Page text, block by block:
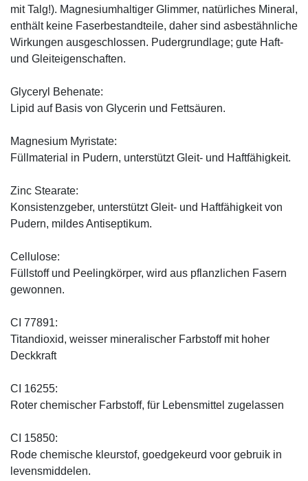
mit Talg!). Magnesiumhaltiger Glimmer, natürliches Mineral,
enthält keine Faserbestandteile, daher sind asbestähnliche
Wirkungen ausgeschlossen. Pudergrundlage; gute Haft-
und Gleiteigenschaften.
Glyceryl Behenate:
Lipid auf Basis von Glycerin und Fettsäuren.
Magnesium Myristate:
Füllmaterial in Pudern, unterstützt Gleit- und Haftfähigkeit.
Zinc Stearate:
Konsistenzgeber, unterstützt Gleit- und Haftfähigkeit von
Pudern, mildes Antiseptikum.
Cellulose:
Füllstoff und Peelingkörper, wird aus pflanzlichen Fasern
gewonnen.
CI 77891:
Titandioxid, weisser mineralischer Farbstoff mit hoher
Deckkraft
CI 16255:
Roter chemischer Farbstoff, für Lebensmittel zugelassen
CI 15850:
Rode chemische kleurstof, goedgekeurd voor gebruik in
levensmiddelen.